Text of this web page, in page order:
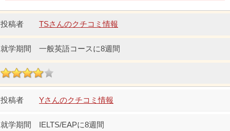
TSさんのクチコミ情報
一般英語コースに8週間
Yさんのクチコミ情報
IELTS/EAPに8週間